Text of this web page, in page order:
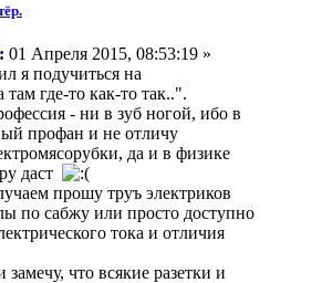
: 01 Апреля 2015, 08:53:19 »
я подучиться на
там где-то как-то так..".
- ни в зуб ногой, ибо в
профан и не отличу
да и в физике
даст
прошу труъ электриков
по сабжу или просто доступно
тока и отличия
что всякие разетки и